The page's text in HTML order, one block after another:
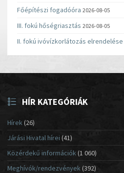
Főépítészi fogadóóra 2026-08-05
III. fokú hőségriasztás 2026-08-05
II. fokú ivóvízkorlátozás elrendelése
HÍR KATEGÓRIÁK
Hírek(26)
Járási Hivatal hírei (41)
Közérdekű információk(1 060)
Meghívók/rendezvények (392)